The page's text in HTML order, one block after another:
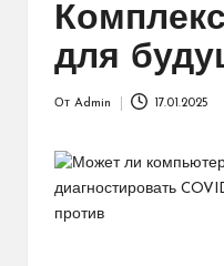
для
От Admin 17.01.2025